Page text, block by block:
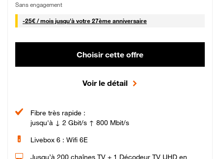
Sans engagement
-25€ / mois25 € par mois
jusqu'à votre 27ème anniversaire
Choisir cette offre
Voir le détail
Fibre très rapide :
jusqu'à ↓ 2 Gbit/s ↑ 800 Mbit/s
Livebox 6 : Wifi 6E
Jusqu’à 200 chaînes TV + 1 Décodeur TV UHD en